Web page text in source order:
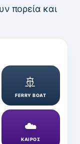
πορεία και
🚢
FERRY BOAT
☁️
ΚΑΙΡΟΣ